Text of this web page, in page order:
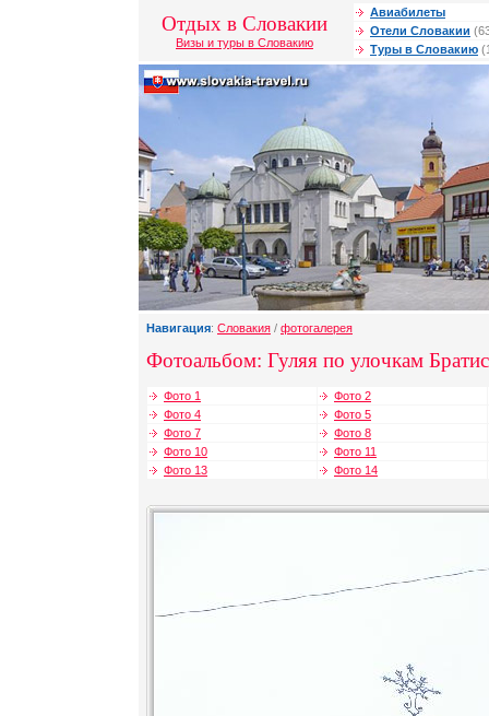
Отдых в Словакии
Визы и туры в Словакию
Авиабилеты
Отели Словакии
Туры в Словакию
Навигация: Словакия / фотогалерея
Фотоальбом: Гуляя по улочкам
Фото 1
Фото 2
Фото 4
Фото 5
Фото 7
Фото 8
Фото 10
Фото 11
Фото 13
Фото 14